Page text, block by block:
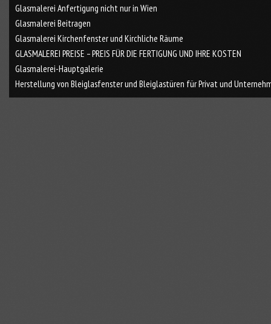
Glasmalerei Anfertigung nicht nur in Wien
Glasmalerei Beitragen
Glasmalerei Kirchenfenster und Kirchliche Räume
GLASMALEREI PREISE – PREIS FÜR DIE FERTIGUNG UND IHRE KOSTEN
Glasmalerei-Hauptgalerie
Herstellung von Bleiglasfenster und Bleiglastüren für Privat und